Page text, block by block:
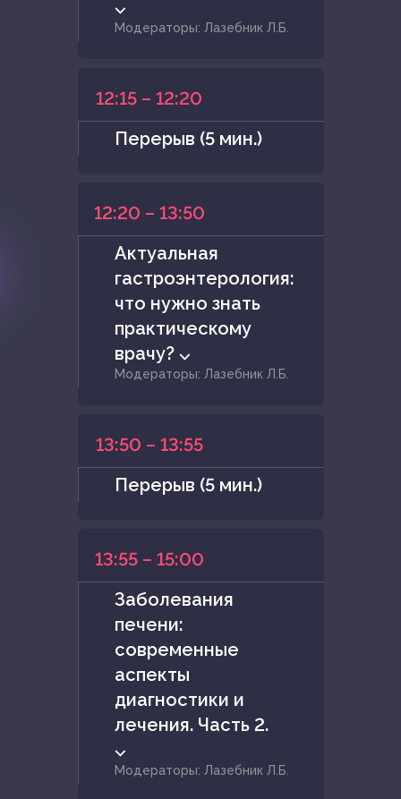
⌵
Модераторы: Лазебник Л.Б.
12:15 – 12:20
Перерыв (5 мин.)
12:20 – 13:50
Актуальная
гастроэнтерология:
что нужно знать
практическому
врачу? ⌵
Модераторы: Лазебник Л.Б.
13:50 – 13:55
Перерыв (5 мин.)
13:55 – 15:00
Заболевания
печени:
современные
аспекты
диагностики и
лечения. Часть 2.
⌵
Модераторы: Лазебник Л.Б.